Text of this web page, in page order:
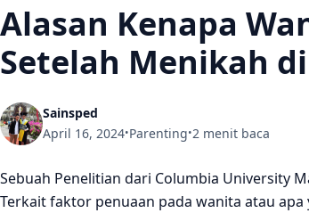
Alasan Kenapa
Setelah Menikah
Sainsped
April 16, 2024•Parenting•2 menit baca
Sebuah Penelitian dari Columbia University
Terkait faktor penuaan pada wanita atau